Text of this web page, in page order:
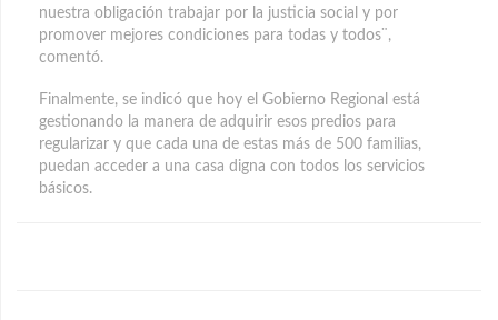
nuestra obligación trabajar por la justicia social y por
promover mejores condiciones para todas y todos¨,
comentó.
Finalmente, se indicó que hoy el Gobierno Regional está
gestionando la manera de adquirir esos predios para
regularizar y que cada una de estas más de 500 familias,
puedan acceder a una casa digna con todos los servicios
básicos.